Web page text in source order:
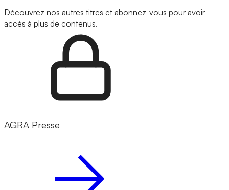
Découvrez nos autres titres et abonnez-vous pour avoir
accès à plus de contenus.
AGRA Presse